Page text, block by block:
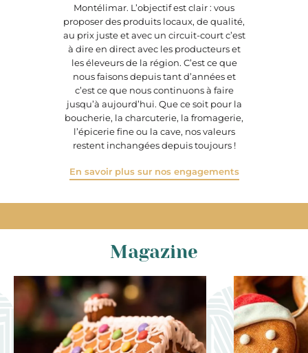
Montélimar. L’objectif est clair : vous
proposer des produits locaux, de qualité,
au prix juste et avec un circuit-court c’est
à dire en direct avec les producteurs et
les éleveurs de la région. C’est ce que
nous faisons depuis tant d’années et
c’est ce que nous continuons à faire
jusqu’à aujourd’hui. Que ce soit pour la
boucherie, la charcuterie, la fromagerie,
l’épicerie fine ou la cave, nos valeurs
restent inchangées depuis toujours !
En savoir plus sur nos engagements
Magazine